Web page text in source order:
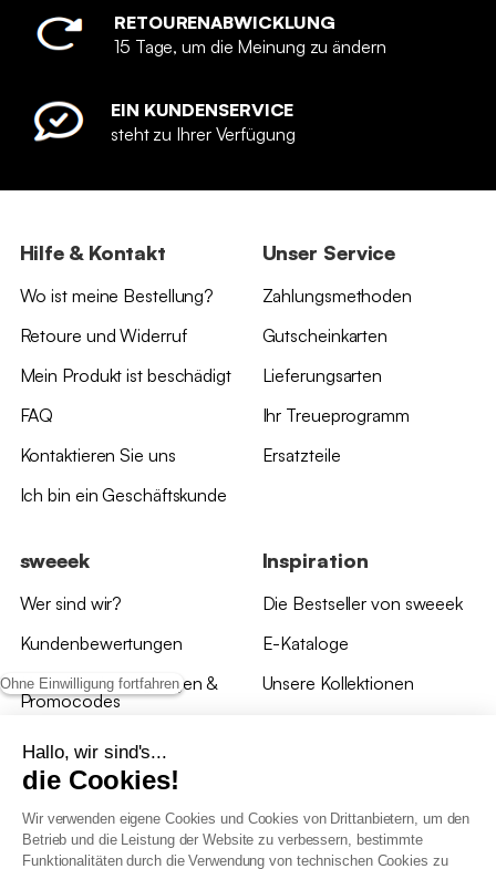
Ohne Einwilligung fortfahren
Hallo, wir sind's...
die Cookies!
Wir verwenden eigene Cookies und Cookies von Drittanbietern, um den
Betrieb und die Leistung der Website zu verbessern, bestimmte
Funktionalitäten durch die Verwendung von technischen Cookies zu
RETOURENABWICKLUNG
15 Tage, um die Meinung zu ändern
EIN KUNDENSERVICE
steht zu Ihrer Verfügung
Hilfe & Kontakt
Wo ist meine Bestellung?
Retoure und Widerruf
Mein Produkt ist beschädigt
FAQ
Kontaktieren Sie uns
Ich bin ein Geschäftskunde
Unser Service
Zahlungsmethoden
Gutscheinkarten
Lieferungsarten
Ihr Treueprogramm
Ersatzteile
sweeek
Wer sind wir?
Kundenbewertungen
*Angebotsbedingungen &
Promocodes
Bewertungen von sweeek
Unsere Geschäfte
Inspiration
Die Bestseller von sweeek
E-Kataloge
Unsere Kollektionen